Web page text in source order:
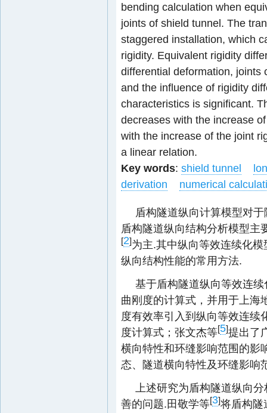
bending calculation when
joints of shield tunnel. The
staggered installation, which
rigidity. Equivalent rigidity
differential deformation, joints
and the influence of rigidity
characteristics is significant.
decreases with the increase
with the increase of the joint
a linear relation.
Key words: shield tunnel
derivation
numerical
盾构隧道纵向计算模型对
盾构隧道纵向结构分析模型主
[2]为主.其中纵向等效连续化
纵向结构性能的常用方法.
基于盾构隧道纵向等效连
曲刚度的计算式，并用于上海
度有效率引入到纵向等效连续
度计算式；张文杰等[5]提出了
横向特性和环缝影响范围的影
态、隧道横向特性及环缝影响
上述研究为盾构隧道纵向
善的问题.田敬学等[3]将盾构隧